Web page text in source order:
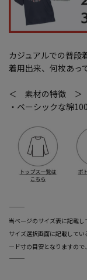
カジュアルでの普段
着用出来、何枚あっ
＜ 素材の特徴 ＞
・ベーシックな綿
―――――――――――――――――――――――
当ページのサイズ表に記載し
サイズ選択画面に記載して
ード寸の目安となりますので
―――――――――――――――――――――――